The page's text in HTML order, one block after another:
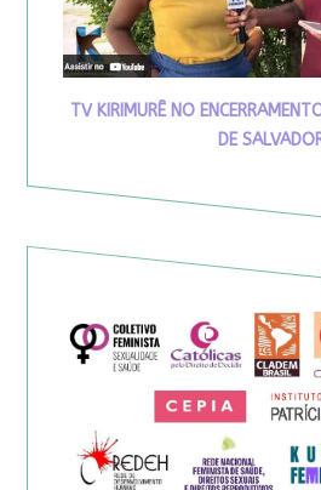
TV KIRIMURÊ NO
DE